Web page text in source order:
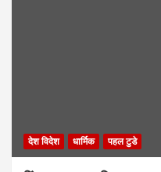
देश विदेश धार्मिक पहल टुडे